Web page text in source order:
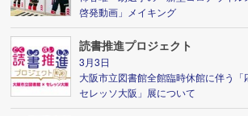
啓発動画」メイキング
読書推進プロジェクト
3月3日
大阪市立図書館全館臨時休館に伴う
セレッソ大阪」展について